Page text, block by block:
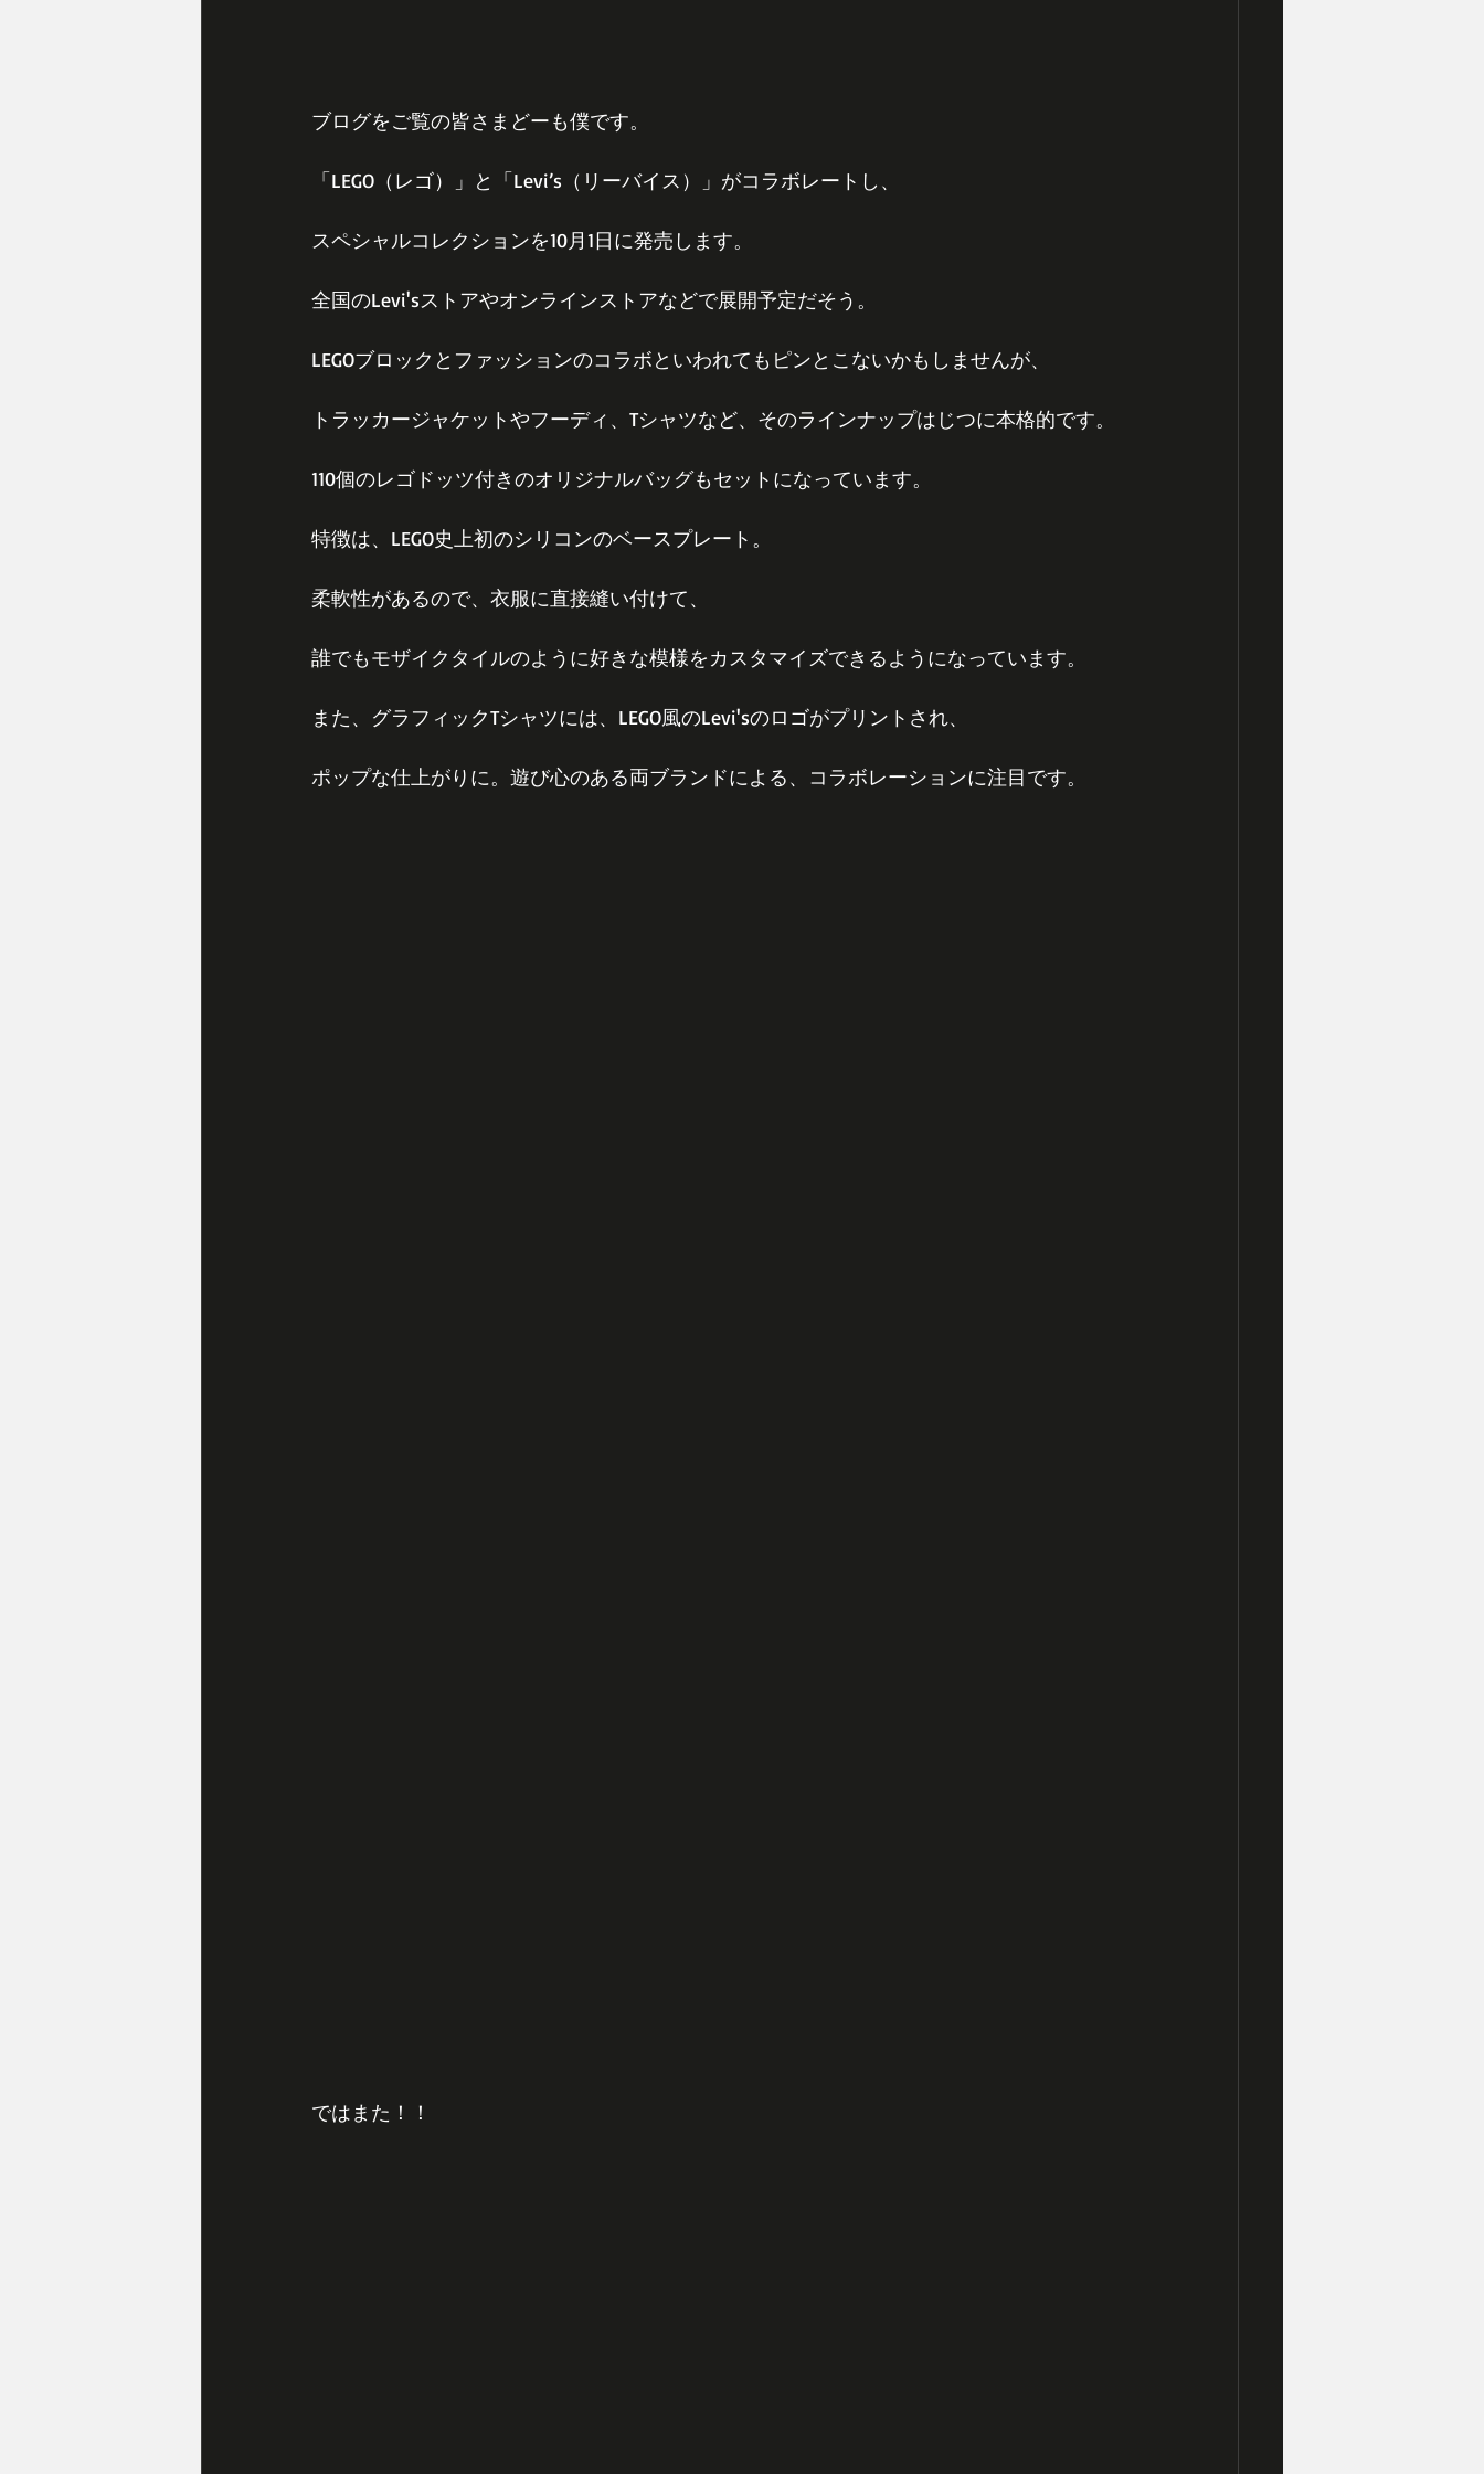
ブログをご覧の皆さまどーも僕です。
「LEGO（レゴ）」と「Levi’s（リーバイス）」がコラボレートし、
スペシャルコレクションを10月1日に発売します。
全国のLevi'sストアやオンラインストアなどで展開予定だそう。
LEGOブロックとファッションのコラボといわれてもピンとこないかもしませんが、
トラッカージャケットやフーディ、Tシャツなど、そのラインナップはじつに本格的です。
110個のレゴドッツ付きのオリジナルバッグもセットになっています。
特徴は、LEGO史上初のシリコンのベースプレート。
柔軟性があるので、衣服に直接縫い付けて、
誰でもモザイクタイルのように好きな模様をカスタマイズできるようになっています。
また、グラフィックTシャツには、LEGO風のLevi'sのロゴがプリントされ、
ポップな仕上がりに。遊び心のある両ブランドによる、コラボレーションに注目です。
ではまた！！